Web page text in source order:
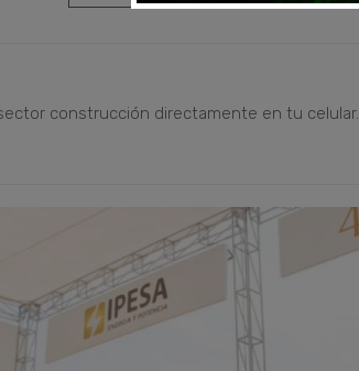
construcción directamente en tu celular.